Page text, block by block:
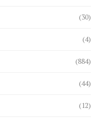
(30)
(4)
(884)
(44)
(12)